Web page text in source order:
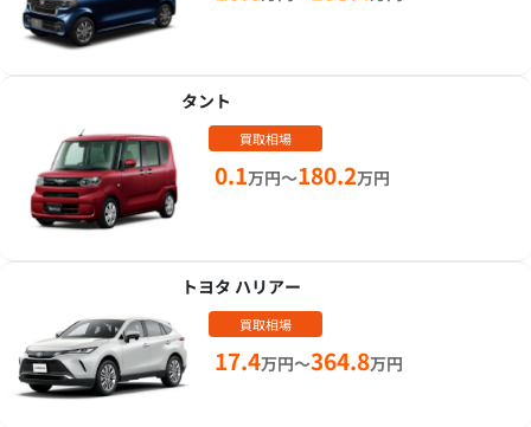
タント
買取相場
0.1万円～180.2万円
トヨタ ハリアー
買取相場
17.4万円～364.8万円